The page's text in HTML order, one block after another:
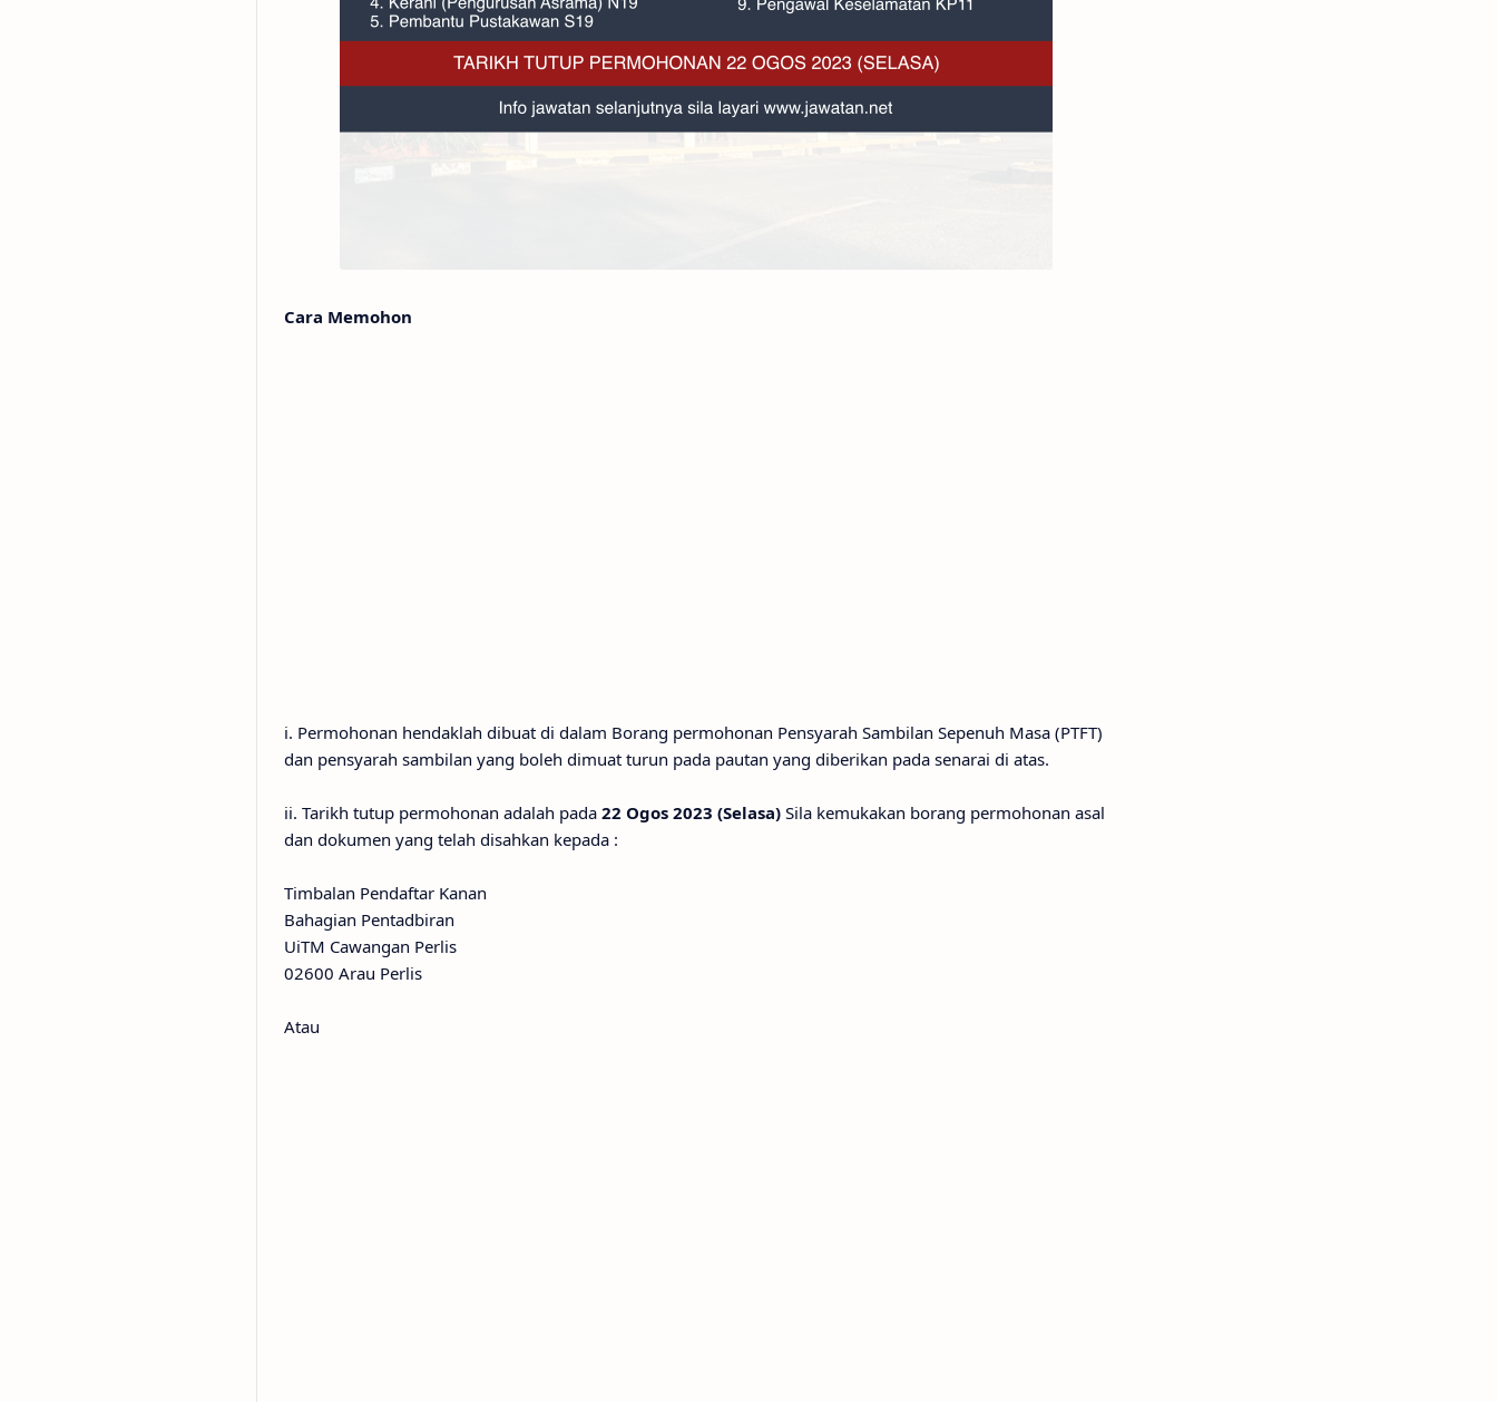
Cara Memohon
i. Permohonan hendaklah dibuat di dalam Borang permohonan Pensyarah Sambilan Sepenuh Masa (PTFT)
dan pensyarah sambilan yang boleh dimuat turun pada pautan yang diberikan pada senarai di atas.
ii. Tarikh tutup permohonan adalah pada 22 Ogos 2023 (Selasa) Sila kemukakan borang permohonan asal
dan dokumen yang telah disahkan kepada :
Timbalan Pendaftar Kanan
Bahagian Pentadbiran
UiTM Cawangan Perlis
02600 Arau Perlis
Atau